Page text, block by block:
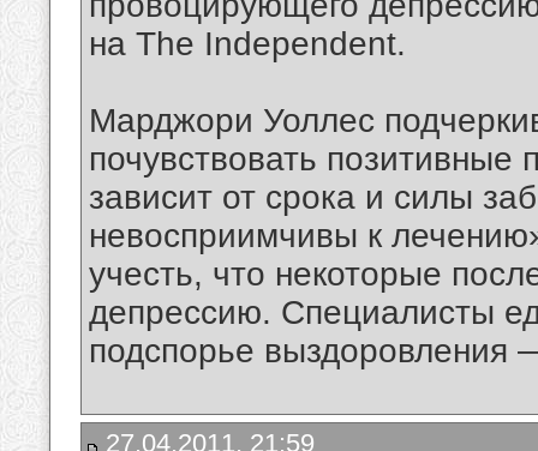
на The Independent.
Марджори Уоллес
почувствовать позитивные
зависит от срока и силы
невосприимчивы к
учесть, что некоторые
депрессию. Специалисты
подспорье выздоровления
27.04.2011, 21:59